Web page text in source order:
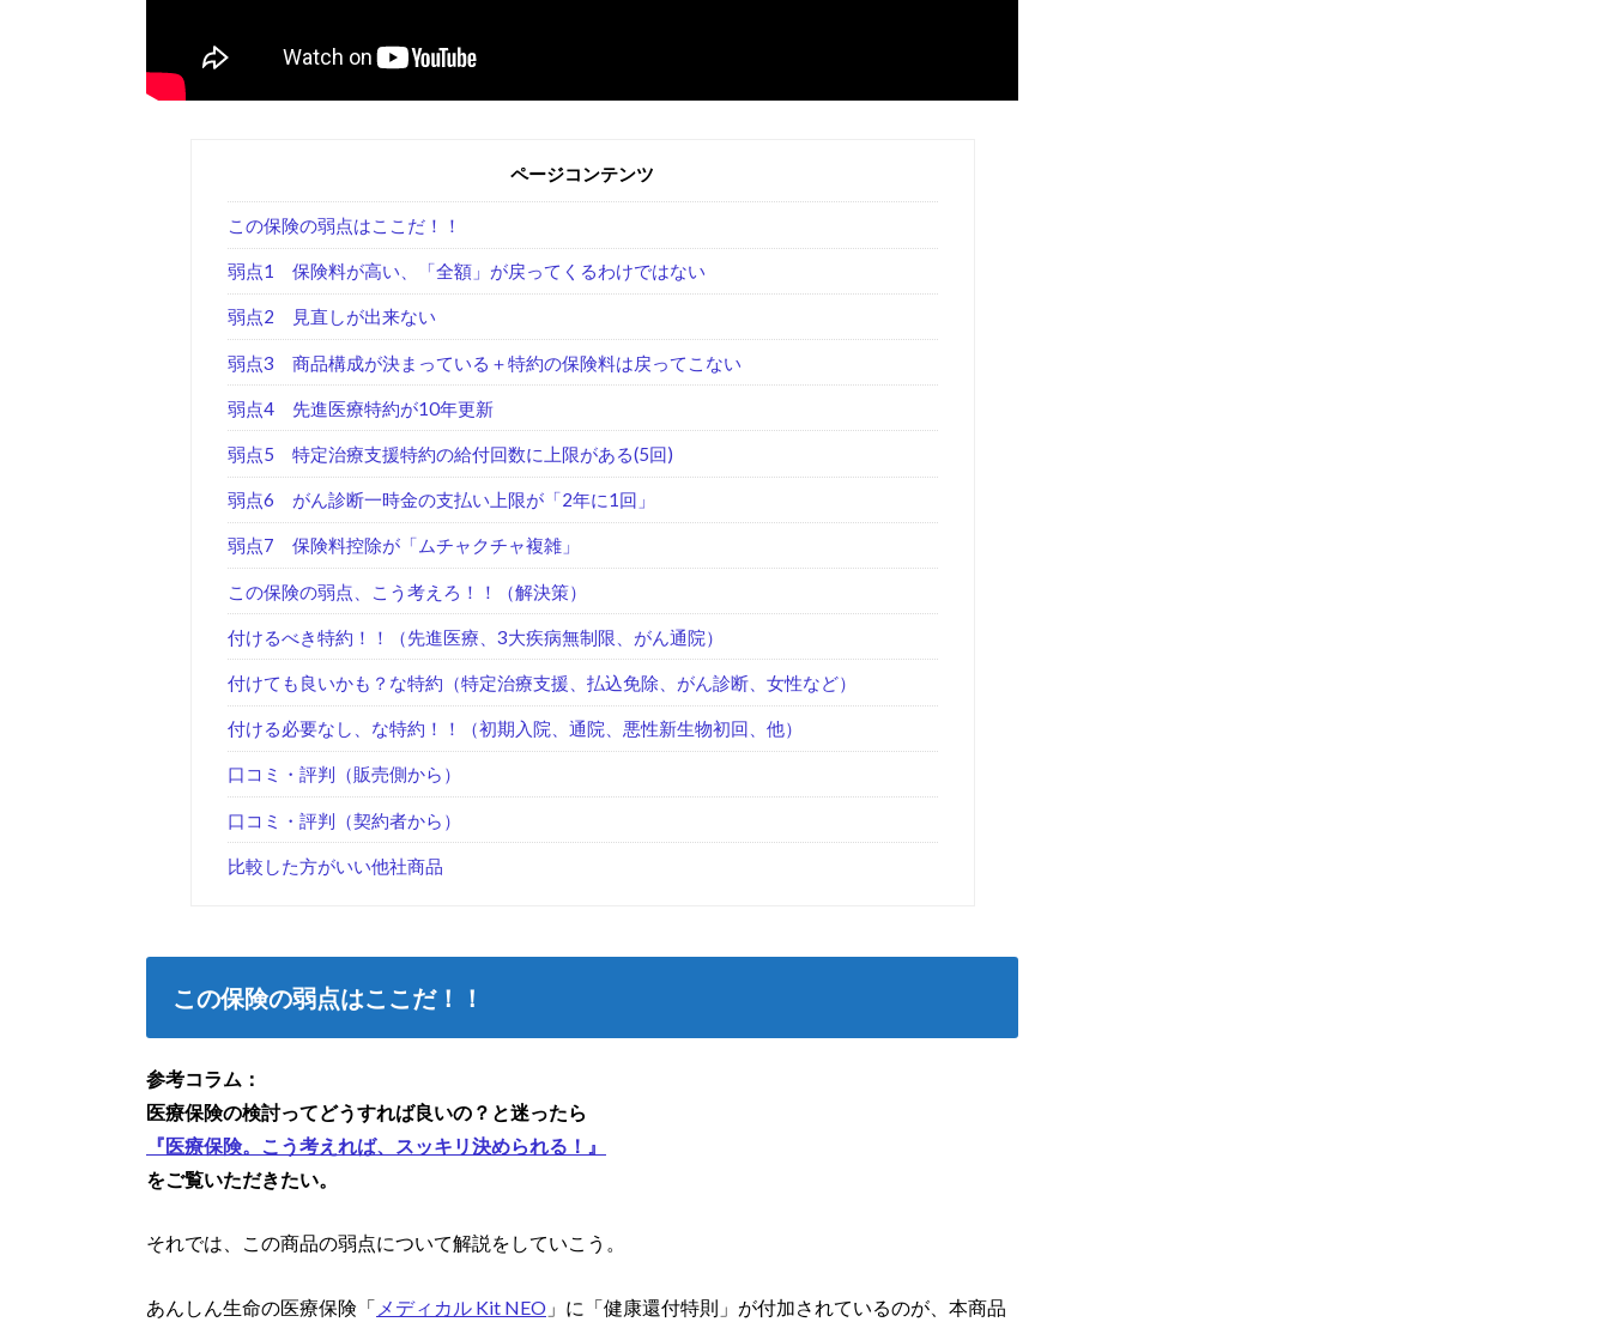
ページコンテンツ
この保険の弱点はここだ！！
弱点1 保険料が高い、「全額」が戻ってくるわけではない
弱点2 見直しが出来ない
弱点3 商品構成が決まっている＋特約の保険料は戻ってこない
弱点4 先進医療特約が10年更新
弱点5 特定治療支援特約の給付回数に上限がある(5回)
弱点6 がん診断一時金の支払い上限が「2年に1回」
弱点7 保険料控除が「ムチャクチャ複雑」
この保険の弱点、こう考えろ！！（解決策）
付けるべき特約！！（先進医療、3大疾病無制限、がん通院）
付けても良いかも？な特約（特定治療支援、払込免除、がん診断、女性など）
付ける必要なし、な特約！！（初期入院、通院、悪性新生物初回、他）
口コミ・評判（販売側から）
口コミ・評判（契約者から）
比較した方がいい他社商品
この保険の弱点はここだ！！
参考コラム：
医療保険の検討ってどうすれば良いの？と迷ったら
『医療保険。こう考えれば、スッキリ決められる！』
をご覧いただきたい。
それでは、この商品の弱点について解説をしていこう。
あんしん生命の医療保険「 メディカル Kit NEO 」に「健康還付特則」が付加されているのが、本商品